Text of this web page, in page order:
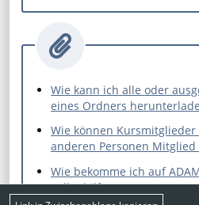
Wie kann ich alle oder
eines Ordners
Wie können Kursmitglieder
anderen Personen Mitglied
Wie bekomme ich auf
Selbsthilfe?